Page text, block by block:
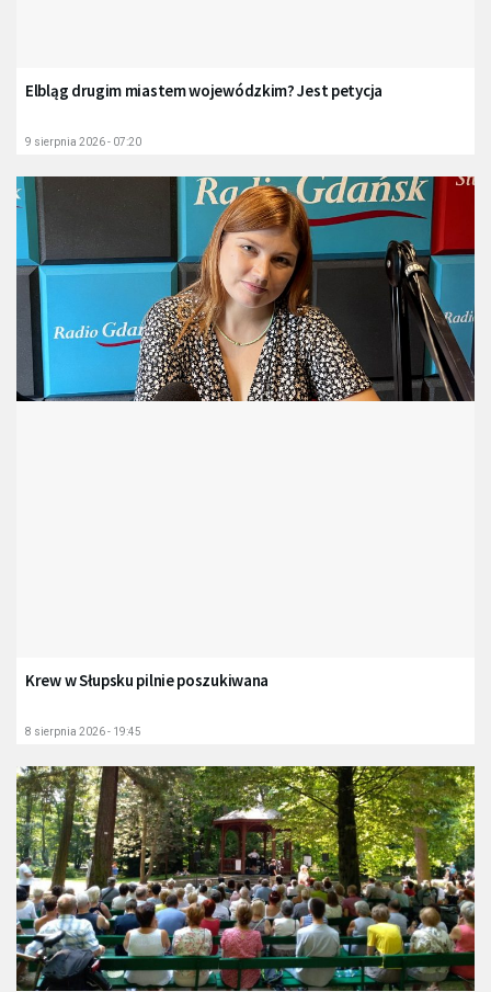
Elbląg drugim miastem wojewódzkim? Jest petycja
9 sierpnia 2026 - 07:20
Krew w Słupsku pilnie poszukiwana
8 sierpnia 2026 - 19:45